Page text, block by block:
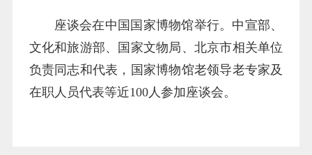
座谈会在中国国家博物馆举行。中宣部、
文化和旅游部、国家文物局、北京市相关单位
负责同志和代表，国家博物馆老领导老专家及
在职人员代表等近100人参加座谈会。